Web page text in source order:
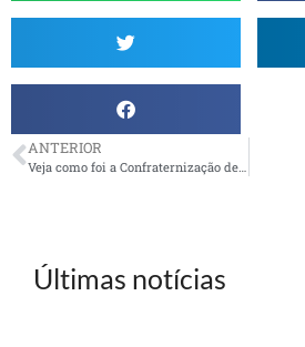
ANTERIOR
Últimas notícias